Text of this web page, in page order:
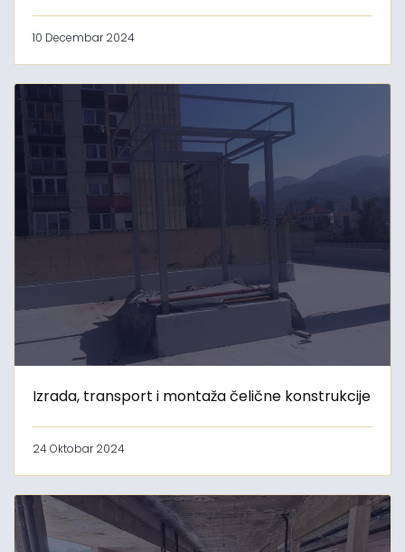
10 Decembar 2024
Izrada, transport i montaža čelične konstrukcije
24 Oktobar 2024